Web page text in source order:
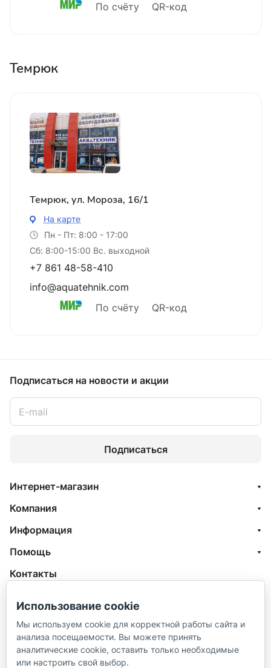
По счёту
QR-код
Темрюк
Темрюк, ул. Мороза, 16/1
На карте
Пн - Пт: 8:00 - 17:00
Сб: 8:00-15:00 Вс. выходной
+7 861 48-58-410
info@aquatehnik.com
По счёту
QR-код
Подписаться на новости и акции
Подписаться
Интернет-магазин
Компания
Информация
Помощь
Контакты
г. Краснодар (Центр),
ул. Чкалова, 167
Использование cookie
Мы используем cookie для корректной работы сайта и
анализа посещаемости. Вы можете принять
аналитические cookie, оставить только необходимые
или настроить свой выбор.